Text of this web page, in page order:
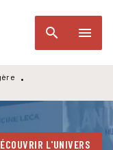
search menu
•
L'UNIVERS